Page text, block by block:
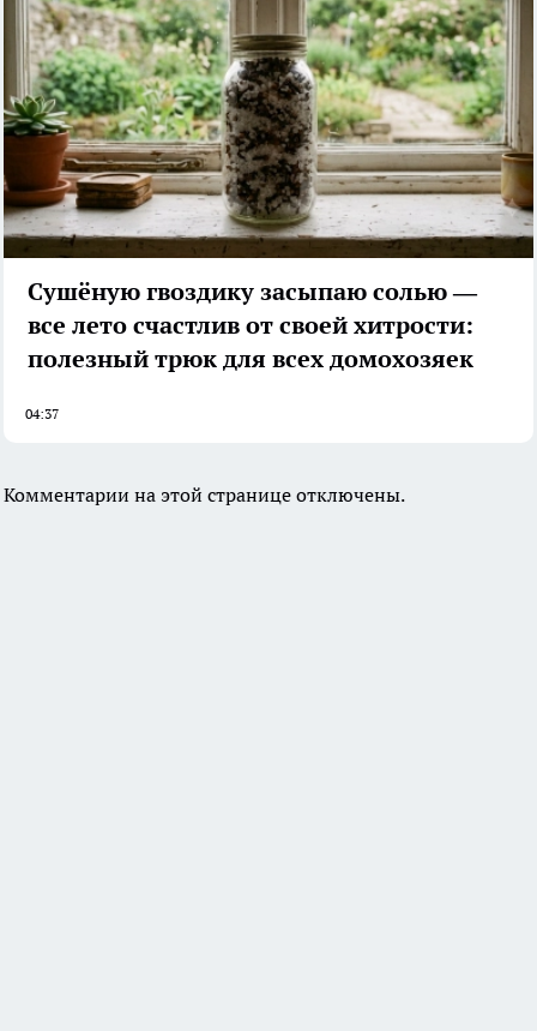
Сушёную гвоздику засыпаю солью —
все лето счастлив от своей хитрости:
полезный трюк для всех домохозяек
04:37
Комментарии на этой странице отключены.